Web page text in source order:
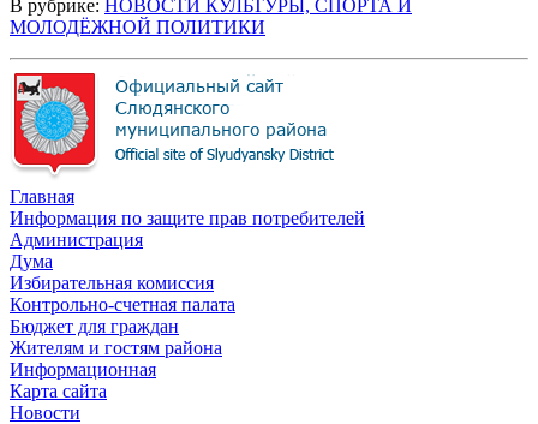
В рубрике: НОВОСТИ КУЛЬТУРЫ, СПОРТА И
МОЛОДЁЖНОЙ ПОЛИТИКИ
Главная
Информация по защите прав потребителей
Администрация
Дума
Избирательная комиссия
Контрольно-счетная палата
Бюджет для граждан
Жителям и гостям района
Информационная
Карта сайта
Новости